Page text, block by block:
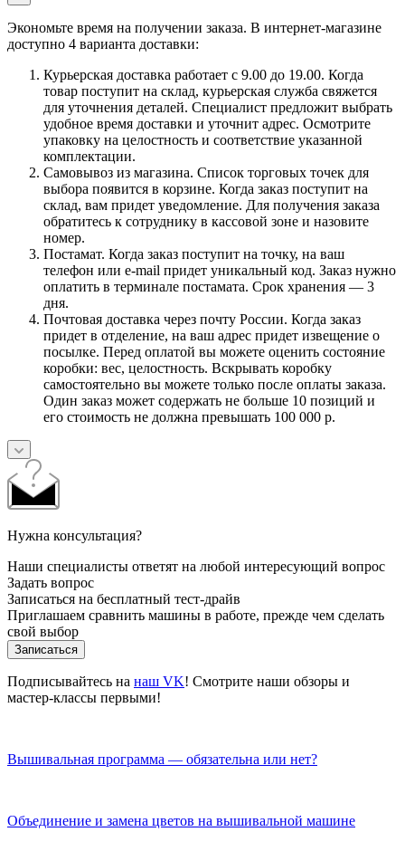
Экономьте время на получении заказа. В интернет-магазине
доступно 4 варианта доставки:
Курьерская доставка работает с 9.00 до 19.00. Когда
товар поступит на склад, курьерская служба свяжется
для уточнения деталей. Специалист предложит выбрать
удобное время доставки и уточнит адрес. Осмотрите
упаковку на целостность и соответствие указанной
комплектации.
Самовывоз из магазина. Список торговых точек для
выбора появится в корзине. Когда заказ поступит на
склад, вам придет уведомление. Для получения заказа
обратитесь к сотруднику в кассовой зоне и назовите
номер.
Постамат. Когда заказ поступит на точку, на ваш
телефон или e-mail придет уникальный код. Заказ нужно
оплатить в терминале постамата. Срок хранения — 3
дня.
Почтовая доставка через почту России. Когда заказ
придет в отделение, на ваш адрес придет извещение о
посылке. Перед оплатой вы можете оценить состояние
коробки: вес, целостность. Вскрывать коробку
самостоятельно вы можете только после оплаты заказа.
Один заказ может содержать не больше 10 позиций и
его стоимость не должна превышать 100 000 р.
Нужна консультация?
Наши специалисты ответят на любой интересующий вопрос
Задать вопрос
Записаться на бесплатный тест-драйв
Приглашаем сравнить машины в работе, прежде чем сделать
свой выбор
Записаться
Подписывайтесь на наш VK! Смотрите наши обзоры и
мастер-классы первыми!
Вышивальная программа — обязательна или нет?
Объединение и замена цветов на вышивальной машине